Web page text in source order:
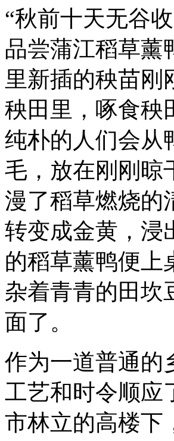
“秋前十天无谷
品尝蒲江稻草薰
里新插的秧苗刚
秧田里，啄食秧
纯朴的人们会从
毛，放在刚刚晾
漫了稻草燃烧的
转变成金黄，
的稻草薰鸭便上
杂着青青的田坎
面了。
作为一道普通的
工艺和时令顺应
市林立的高楼下